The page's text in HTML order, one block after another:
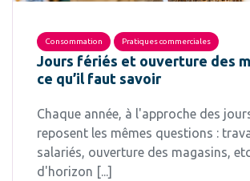
Consommation Pratiques commerciales
Jours fériés et ouverture des
ce qu’il faut savoir
Chaque année, à l'approche des
reposent les mêmes questions :
salariés, ouverture des magasins,
d'horizon [...]